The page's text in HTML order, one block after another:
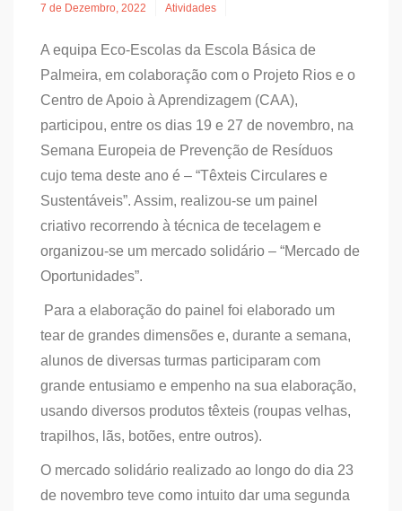
7 de Dezembro, 2022 Atividades
A equipa Eco-Escolas da Escola Básica de
Palmeira, em colaboração com o Projeto Rios e o
Centro de Apoio à Aprendizagem (CAA),
participou, entre os dias 19 e 27 de novembro, na
Semana Europeia de Prevenção de Resíduos
cujo tema deste ano é – “Têxteis Circulares e
Sustentáveis”. Assim, realizou-se um painel
criativo recorrendo à técnica de tecelagem e
organizou-se um mercado solidário – “Mercado de
Oportunidades”.
Para a elaboração do painel foi elaborado um
tear de grandes dimensões e, durante a semana,
alunos de diversas turmas participaram com
grande entusiamo e empenho na sua elaboração,
usando diversos produtos têxteis (roupas velhas,
trapilhos, lãs, botões, entre outros).
O mercado solidário realizado ao longo do dia 23
de novembro teve como intuito dar uma segunda